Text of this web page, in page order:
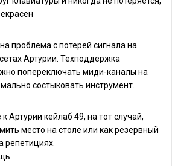
проблема с потерей сигнала на
Артурии. Техподдержка
попереключать миди-каналы на
состыковать инструмент.
Артурии кейлаб 49, на тот случай,
место на столе или как резервный
репетициях.